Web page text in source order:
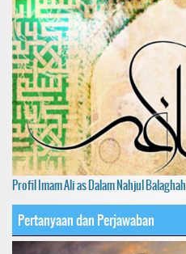
Profil Imam Ali as Dalam Nahjul Balaghah
Pertanyaan dan Perjawaban